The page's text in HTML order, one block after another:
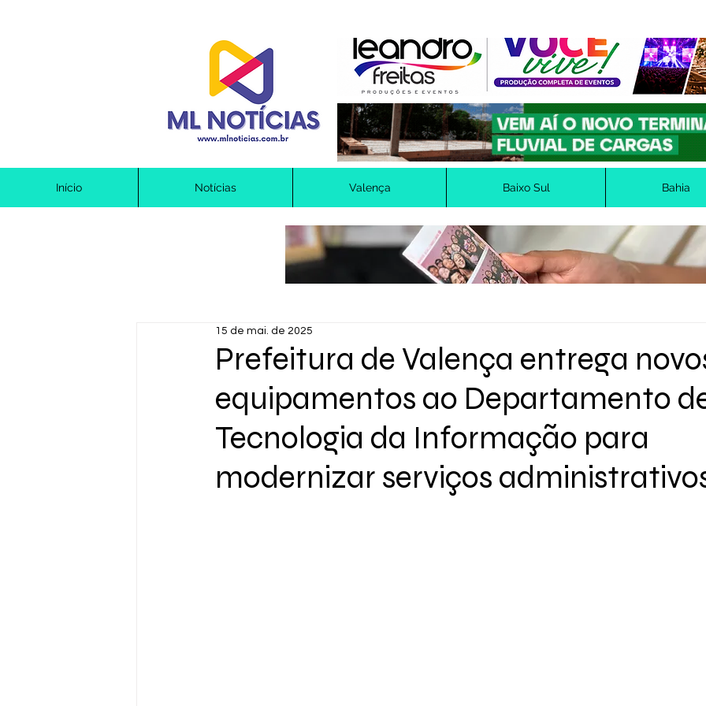
Início Notícias Valença Baixo Sul Bahia
Prefeitura de Valença entrega
equipamentos ao Departamento
Tecnologia da Informação para
modernizar serviços
15 de mai. de 2025